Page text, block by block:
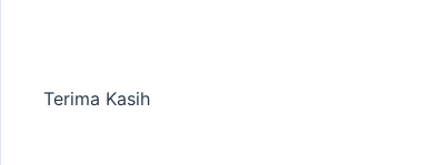
Terima Kasih